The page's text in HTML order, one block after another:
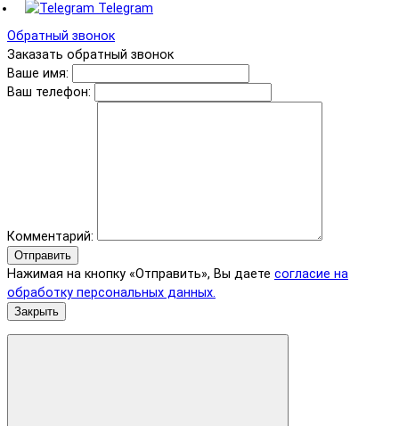
Telegram
Обратный звонок
Заказать обратный звонок
Ваше имя:
Ваш телефон:
Комментарий:
Отправить
Нажимая на кнопку «Отправить», Вы даете согласие на
обработку персональных данных.
Закрыть